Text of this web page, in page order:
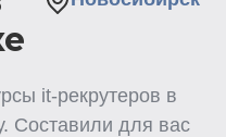
it-рекрутеров в
Составили для вас